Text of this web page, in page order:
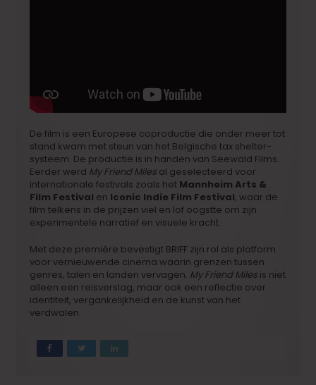
De film is een Europese coproductie die onder meer tot
stand kwam met steun van het Belgische tax shelter-
systeem. De productie is in handen van Seewald Films.
Eerder werd My Friend Miles al geselecteerd voor
internationale festivals zoals het Mannheim Arts &
Film Festival en Iconic Indie Film Festival, waar de
film telkens in de prijzen viel en lof oogstte om zijn
experimentele narratief en visuele kracht.
Met deze première bevestigt BRIFF zijn rol als platform
voor vernieuwende cinema waarin grenzen tussen
genres, talen en landen vervagen. My Friend Miles is niet
alleen een reisverslag, maar ook een reflectie over
identiteit, vergankelijkheid en de kunst van het
verdwalen.